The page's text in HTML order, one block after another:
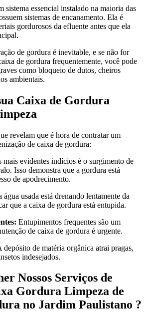
sistema essencial instalado na maioria das
sistemas de encanamento. Ela é
gordurosos da efluente antes que ela
de gordura é inevitable, e se não for
de gordura frequentemente, você pode
como bloqueio de dutos, cheiros
ambientais.
Caixa de Gordura
revelam que é hora de contratar um
de caixa de gordura:
mais evidentes indícios é o surgimento de
Isso demonstra que a gordura está
de apodrecimento.
água usada está drenando lentamente da
que a caixa de gordura está entupida.
Entupimentos frequentes são um
de caixa de gordura é urgente.
depósito de matéria orgânica atrai pragas,
indesejados.
Nossos Serviços de
Gordura Limpeza de
no Jardim Paulistano ?